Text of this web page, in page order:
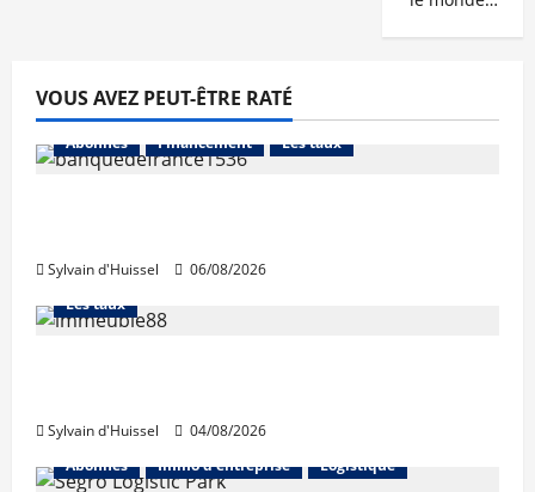
VOUS AVEZ PEUT-ÊTRE RATÉ
Abonnés Financement Les taux
Sylvain d'Huissel 06/08/2026
Abonnés Financement
Les taux
Sylvain d'Huissel
04/08/2026
Abonnés
Immo d'entreprise Logistique